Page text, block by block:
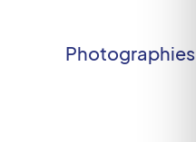
Photographies